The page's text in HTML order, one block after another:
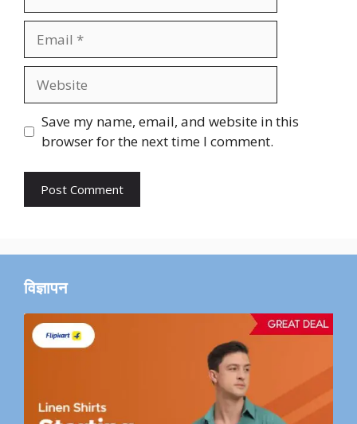
Save my name, email, and website in this
browser for the next time I comment.
विज्ञापन